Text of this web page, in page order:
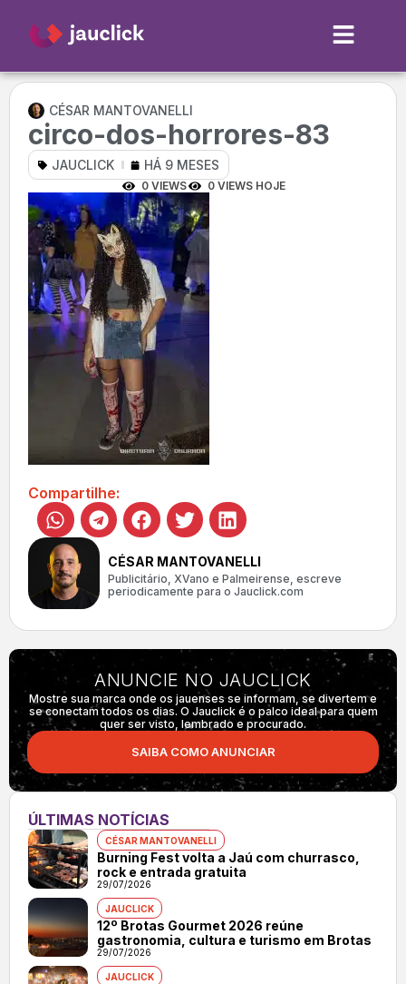
CÉSAR MANTOVANELLI
circo-dos-horrores-83
JAUCLICK HÁ 9 MESES
0 VIEWS 0 VIEWS HOJE
Compartilhe:
CÉSAR MANTOVANELLI
Publicitário, XVano e Palmeirense, escreve
periodicamente para o Jauclick.com
ANUNCIE NO JAUCLICK
Mostre sua marca onde os jauenses se informam, se divertem e
se conectam todos os dias. O Jauclick é o palco ideal para quem
quer ser visto, lembrado e procurado.
SAIBA COMO ANUNCIAR
ÚLTIMAS NOTÍCIAS
CÉSAR MANTOVANELLI
Burning Fest volta a Jaú com churrasco,
rock e entrada gratuita
29/07/2026
JAUCLICK
12º Brotas Gourmet 2026 reúne
gastronomia, cultura e turismo em Brotas
29/07/2026
JAUCLICK